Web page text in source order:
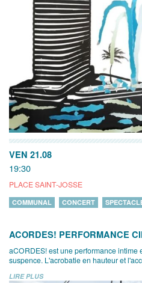
VEN 21.08
19:30
PLACE SAINT-JOSSE
COMMUNAL CONCERT
ACORDES! PERFORMANCE
aCORDES! est une performance intime
suspence. L'acrobatie en hauteur et
LIRE PLUS